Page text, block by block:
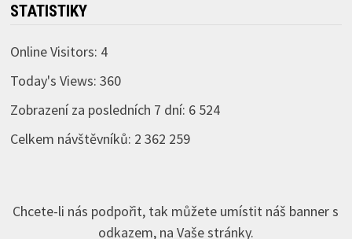
STATISTIKY
Online Visitors: 4
Today's Views: 360
Zobrazení za posledních 7 dní: 6 524
Celkem návštěvníků: 2 362 259
Chcete-li nás podpořit, tak můžete umístit náš banner s
odkazem, na Vaše stránky.